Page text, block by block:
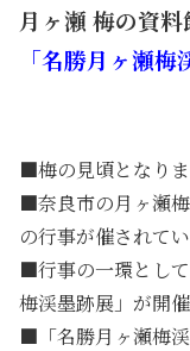
月ヶ瀬 梅の資料
「名勝月ヶ瀬梅
■梅の見頃となりま
■奈良市の月ヶ瀬
の行事が催されてい
■行事の一環とし
梅渓墨跡展」が開催
■「名勝月ヶ瀬梅